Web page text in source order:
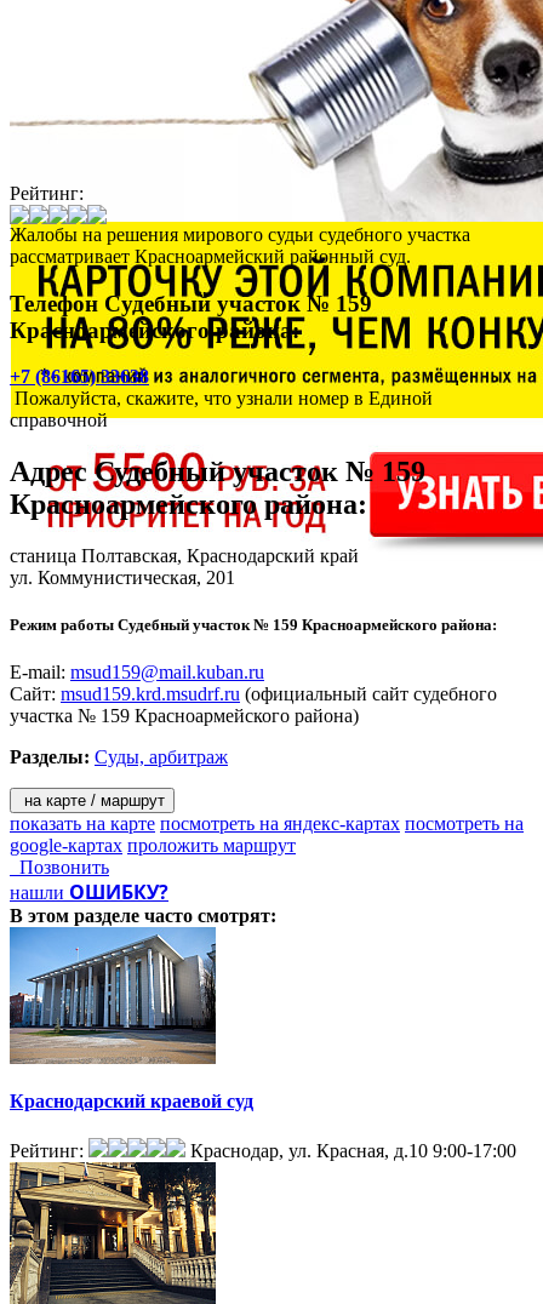
Рейтинг:
Жалобы на решения мирового судьи судебного участка
рассматривает Красноармейский районный суд.
Телефон Судебный участок № 159
Красноармейского района:
+7 (86165) 33638
Пожалуйста, скажите, что узнали номер в Единой
справочной
Адрес Судебный участок № 159
Красноармейского района:
станица Полтавская, Краснодарский край
ул. Коммунистическая, 201
Режим работы Судебный участок № 159 Красноармейского района:
E-mail: msud159@mail.kuban.ru
Сайт: msud159.krd.msudrf.ru (официальный сайт судебного
участка № 159 Красноармейского района)
Разделы: Суды, арбитраж
на карте / маршрут
показать на карте посмотреть на яндекс-картах посмотреть на
google-картах проложить маршрут
Позвонить
нашли ОШИБКУ?
В этом разделе часто смотрят:
Краснодарский краевой суд
Рейтинг: Краснодар, ул. Красная, д.10 9:00-17:00